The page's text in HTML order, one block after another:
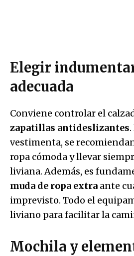
Elegir
adecuada
Conviene controlar el
zapatillas antideslizantes
vestimenta, se
ropa cómoda y llevar
liviana. Además, es
muda de ropa extra ante
imprevisto. Todo el
liviano para facilitar la
Mochila y